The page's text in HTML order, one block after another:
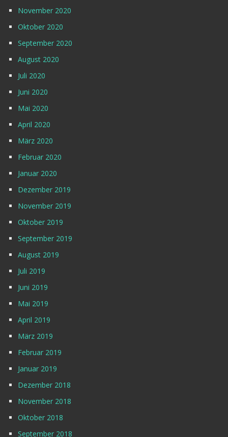
November 2020
Oktober 2020
September 2020
August 2020
Juli 2020
Juni 2020
Mai 2020
April 2020
März 2020
Februar 2020
Januar 2020
Dezember 2019
November 2019
Oktober 2019
September 2019
August 2019
Juli 2019
Juni 2019
Mai 2019
April 2019
März 2019
Februar 2019
Januar 2019
Dezember 2018
November 2018
Oktober 2018
September 2018